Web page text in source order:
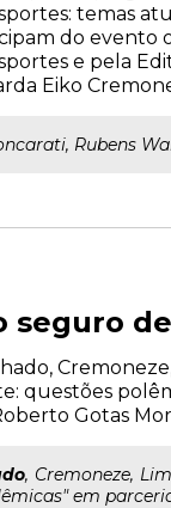
temas
do evento
e pela
Eiko
Rubens
seguro
questões
Gotas
, Cremoneze,
em